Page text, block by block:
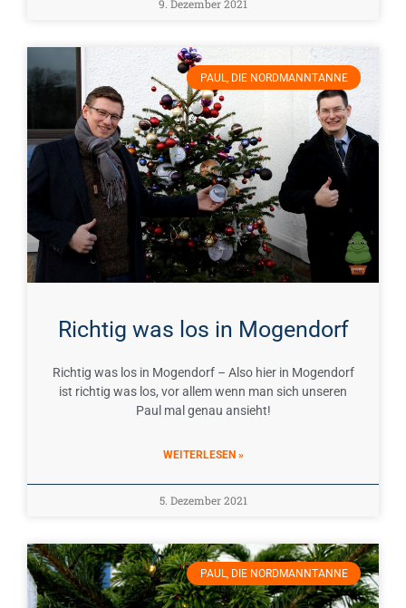
9. Dezember 2021
PAUL, DIE NORDMANNTANNE
Richtig was los in Mogendorf
Richtig was los in Mogendorf – Also hier in Mogendorf
ist richtig was los, vor allem wenn man sich unseren
Paul mal genau ansieht!
WEITERLESEN »
5. Dezember 2021
PAUL, DIE NORDMANNTANNE